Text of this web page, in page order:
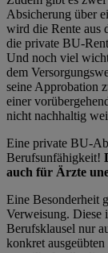
Absicherung über
wird die Rente aus
die private BU-
Und noch viel
dem
seine Approbation
einer
nicht nachhaltig
Eine private BU-
Berufsunfähigkeit!
auch für Ärzte
Eine Besonderheit
Verweisung. Diese
Berufsklausel nur
konkret